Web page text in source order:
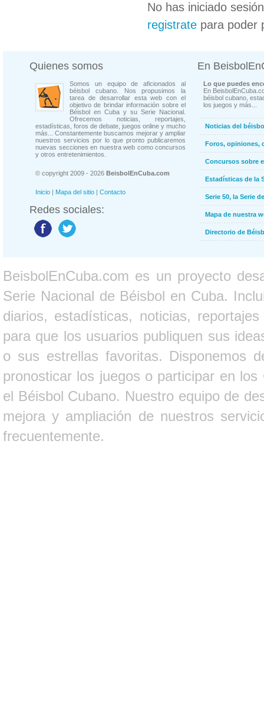
No has iniciado
registrate para poder
Quienes somos
Somos un equipo de aficionados al
béisbol cubano. Nos propusimos la
tarea de desarrollar esta web con el
objetivo de brindar información sobre el
Béisbol en Cuba y su Serie Nacional.
Ofrecemos noticias, reportajes,
estadísticas, foros de debate, juegos online y mucho
más... Constantemente buscamos mejorar y ampliar
nuestros servicios por lo que pronto publicaremos
nuevas secciones en nuestra web como concursos
y otros entretenimientos.
© copyright 2009 - 2026 BeisbolEnCuba.com
Inicio | Mapa del sitio | Contacto
Redes sociales:
En
Lo que puedes
En
béisbol cubano,
los juegos y más...
Noticias del
Foros, opiniones,
Concursos sobre
Estadísticas de la
Serie 50, la Serie
Mapa de nuestra
Directorio de
BeisbolEnCuba.com es un proyecto
Serie Nacional de Béisbol en Cuba.
diarios, estadísticas, noticias,
para que los usuarios publiquen sus
o sus estrellas favoritas. Disponemos
pronosticar los juegos o participar en
el Béisbol Cubano. Nuestro equipo de
mejora y ampliación de nuestros
frecuentemente.